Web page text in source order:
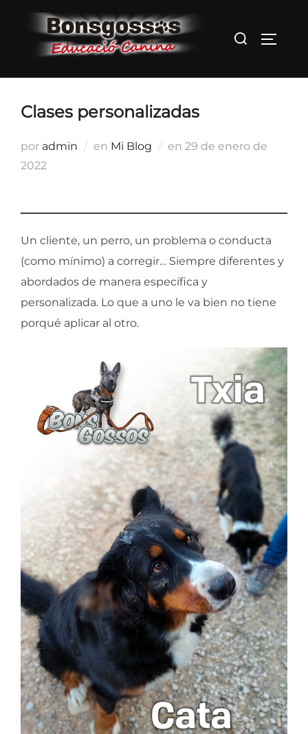
contenido
Buscar:
Clases personalizadas
por admin en Mi Blog en Publicado
29 de enero de
2022
Un cliente, un perro, un problema o conducta
(como mínimo) a corregir… Siempre diferentes y
abordados de manera específica y
personalizada. Lo que a uno le va bien no tiene
porqué aplicar al otro.